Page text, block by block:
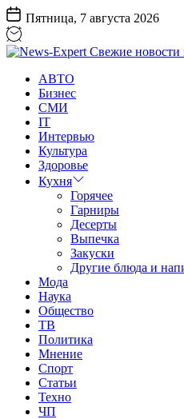
Перейти
к
содержанию
Пятница, 7 августа 2026
Expert
Свежие
новости
обзоры.
Последние
известия
АВТО
Бизнес
СМИ
IT
Интервью
Культура
Здоровье
Кухня
Горячее
Гарниры
Десерты
Выпечка
Закуски
Другие блюда и
Мода
Наука
Общество
ТВ
Политика
Мнение
Спорт
Статьи
Техно
ЧП